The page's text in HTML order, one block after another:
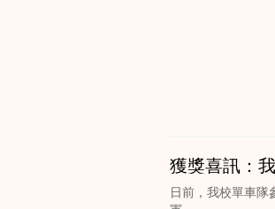
獲獎喜訊：
日前，我校單車隊